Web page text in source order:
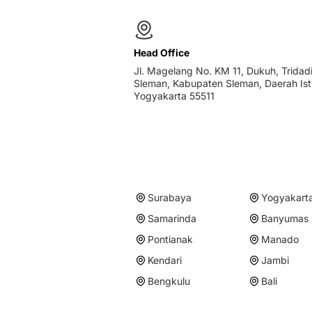
Head Office
Jl. Magelang No. KM 11, Dukuh,
Sleman, Kabupaten Sleman, Daerah
Yogyakarta 55511
Surabaya
Samarinda
Banyumas
Pontianak
Manado
Kendari
Jambi
Bengkulu
Bali